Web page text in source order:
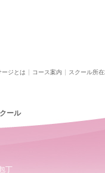
ージとは コース案内 スクール所
ール
丁